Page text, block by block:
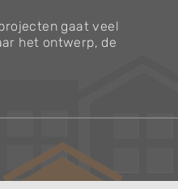
gaat veel
het ontwerp, de